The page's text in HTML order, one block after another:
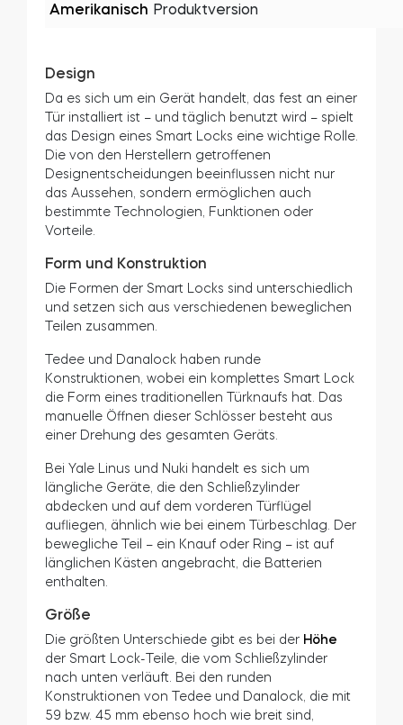
Amerikanisch Produktversion
Design
Da es sich um ein Gerät handelt, das fest an einer
Tür installiert ist – und täglich benutzt wird – spielt
das Design eines Smart Locks eine wichtige Rolle.
Die von den Herstellern getroffenen
Designentscheidungen beeinflussen nicht nur
das Aussehen, sondern ermöglichen auch
bestimmte Technologien, Funktionen oder
Vorteile.
Form und Konstruktion
Die Formen der Smart Locks sind unterschiedlich
und setzen sich aus verschiedenen beweglichen
Teilen zusammen.
Tedee und Danalock haben runde
Konstruktionen, wobei ein komplettes Smart Lock
die Form eines traditionellen Türknaufs hat. Das
manuelle Öffnen dieser Schlösser besteht aus
einer Drehung des gesamten Geräts.
Bei Yale Linus und Nuki handelt es sich um
längliche Geräte, die den Schließzylinder
abdecken und auf dem vorderen Türflügel
aufliegen, ähnlich wie bei einem Türbeschlag. Der
bewegliche Teil – ein Knauf oder Ring – ist auf
länglichen Kästen angebracht, die Batterien
enthalten.
Größe
Die größten Unterschiede gibt es bei der Höhe
der Smart Lock-Teile, die vom Schließzylinder
nach unten verläuft. Bei den runden
Konstruktionen von Tedee und Danalock, die mit
59 bzw. 45 mm ebenso hoch wie breit sind,